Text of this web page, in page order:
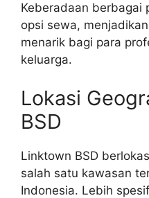
Keberadaan berbagai
opsi sewa,
menarik bagi para
keluarga.
Lokasi
BSD
Linktown BSD
salah satu kawasan
Indonesia. Lebih